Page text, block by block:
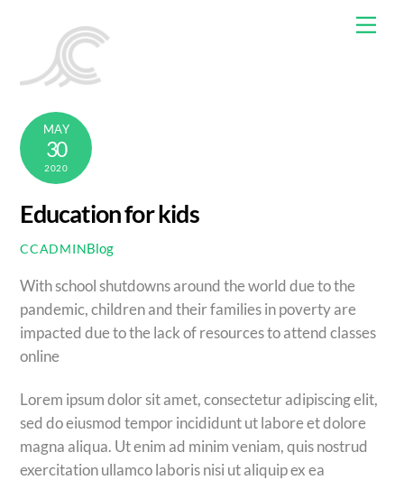
MAY
30
2020
Education for kids
CCADMINBlog
With school shutdowns around the world due to the
pandemic, children and their families in poverty are
impacted due to the lack of resources to attend classes
online
Lorem ipsum dolor sit amet, consectetur adipiscing elit,
sed do eiusmod tempor incididunt ut labore et dolore
magna aliqua. Ut enim ad minim veniam, quis nostrud
exercitation ullamco laboris nisi ut aliquip ex ea